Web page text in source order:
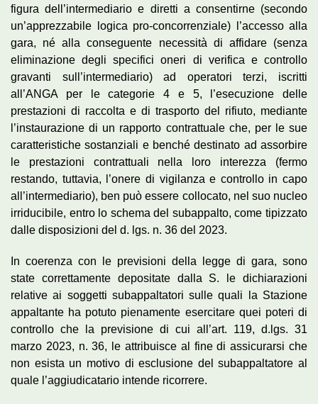
figura dell’intermediario e diretti a consentirne (secondo
un’apprezzabile logica pro-concorrenziale) l’accesso alla
gara, né alla conseguente necessità di affidare (senza
eliminazione degli specifici oneri di verifica e controllo
gravanti sull’intermediario) ad operatori terzi, iscritti
all’ANGA per le categorie 4 e 5, l’esecuzione delle
prestazioni di raccolta e di trasporto del rifiuto, mediante
l’instaurazione di un rapporto contrattuale che, per le sue
caratteristiche sostanziali e benché destinato ad assorbire
le prestazioni contrattuali nella loro interezza (fermo
restando, tuttavia, l’onere di vigilanza e controllo in capo
all’intermediario), ben può essere collocato, nel suo nucleo
irriducibile, entro lo schema del subappalto, come tipizzato
dalle disposizioni del d. lgs. n. 36 del 2023.
In coerenza con le previsioni della legge di gara, sono
state correttamente depositate dalla S. le dichiarazioni
relative ai soggetti subappaltatori sulle quali la Stazione
appaltante ha potuto pienamente esercitare quei poteri di
controllo che la previsione di cui all’art. 119, d.lgs. 31
marzo 2023, n. 36, le attribuisce al fine di assicurarsi che
non esista un motivo di esclusione del subappaltatore al
quale l’aggiudicatario intende ricorrere.